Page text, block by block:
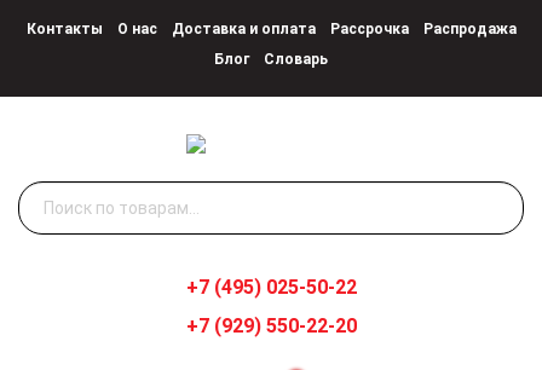
Контакты О нас Доставка и оплата Рассрочка
Распродажа
Блог
Словарь
Искать:
+7 (495) 025-50-22
+7 (929) 550-22-20